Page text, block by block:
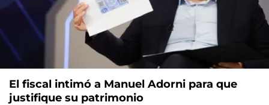
El fiscal intimó a Manuel Adorni para que
justifique su patrimonio